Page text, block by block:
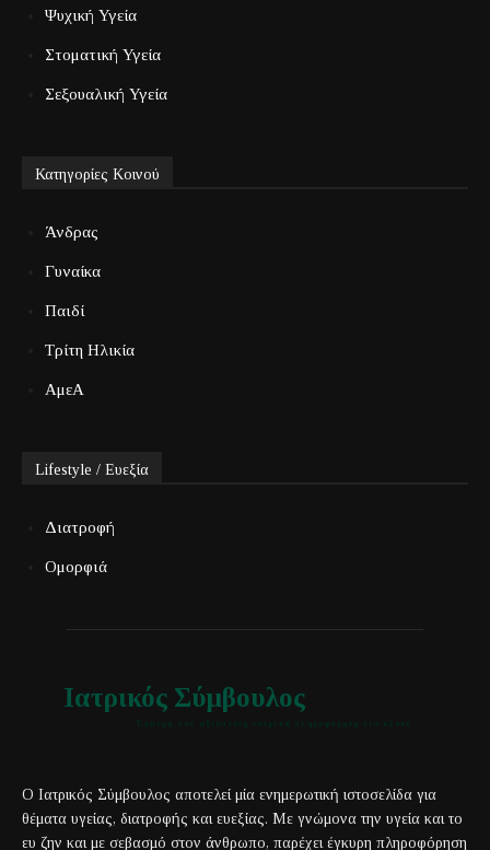
Ψυχική Υγεία
Στοματική Υγεία
Σεξουαλική Υγεία
Κατηγορίες Κοινού
Άνδρας
Γυναίκα
Παιδί
Τρίτη Ηλικία
ΑμεΑ
Lifestyle / Ευεξία
Διατροφή
Ομορφιά
Ιατρικός Σύμβουλος
Ο Ιατρικός Σύμβουλος αποτελεί μία ενημερωτική ιστοσελίδα για
θέματα υγείας, διατροφής και ευεξίας. Με γνώμονα την υγεία και το
ευ ζην και με σεβασμό στον άνθρωπο, παρέχει έγκυρη πληροφόρηση